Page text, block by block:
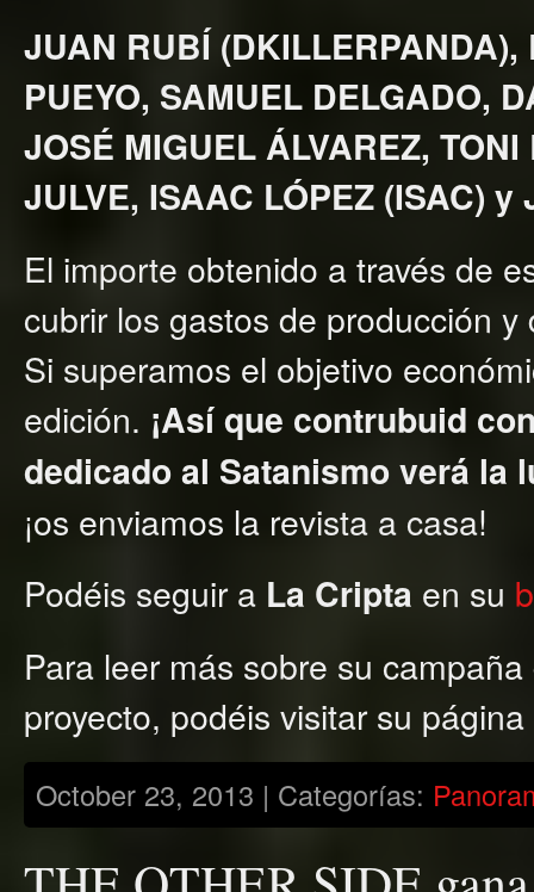
JUAN RUBÍ
PUEYO, SAMUEL DELGADO,
JOSÉ MIGUEL ÁLVAREZ,
JULVE, ISAAC LÓPEZ (ISAC) y
El importe obtenido a través de
cubrir los gastos de producción
Si superamos el objetivo
edición. ¡Así que contrubuid
dedicado al Satanismo verá la
¡os enviamos la revista a casa!
Podéis seguir a La Cripta en su
Para leer más sobre su
proyecto, podéis visitar su
October 23, 2013 | Categorías: